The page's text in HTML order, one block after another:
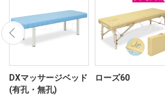
DXマッサージベッド
(有孔・無孔)
ローズ60